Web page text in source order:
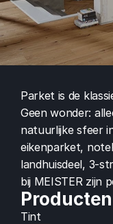
Parket is de
Geen wonder:
natuurlijke sfeer
eikenparket,
landhuisdeel, 3-
bij MEISTER zijn
Producten
Tint